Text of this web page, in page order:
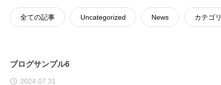
全ての記事 Uncategorized News カテゴ
ブログサンプル6
2024.07.31